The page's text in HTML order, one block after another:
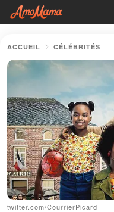
ACCUEIL CÉLÉBRITÉS
twitter.com/CourrierPicard